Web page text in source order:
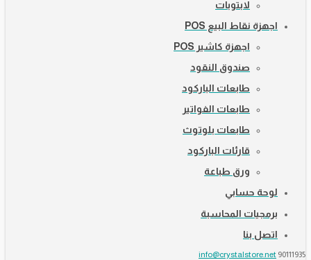
لابتوبات
اجهزة نقاط البيع POS
اجهزة كاشير POS
صندوق النقود
طابعات الباركود
طابعات الفواتير
طابعات بلوتوث
قارئات الباركود
ورق طباعة
لوحة حسابي
برمجيات المحاسبة
اتصل بنا
90111935
info@crystalstore.net